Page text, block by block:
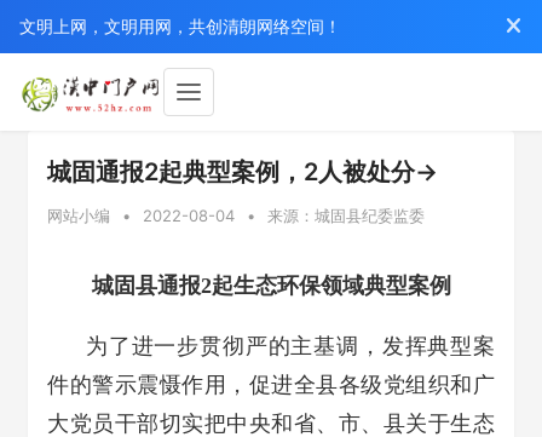
文明上网，文明用网，共创清朗网络空间！
城固通报2起典型案例，2人被处分→
网站小编 • 2022-08-04 • 来源：城固县纪委监委
城固县通报2起生态环保领域典型案例
为了进一步贯彻严的主基调，发挥典型案
件的警示震慑作用，促进全县各级党组织和广
大党员干部切实把中央和省、市、县关于生态